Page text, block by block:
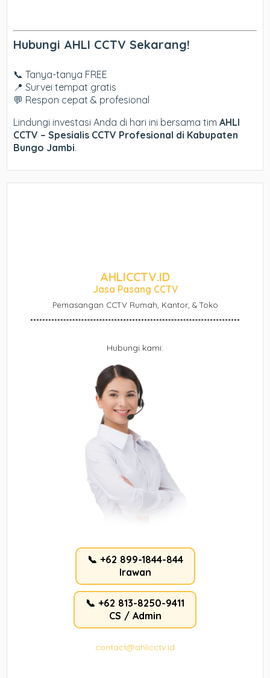
Hubungi AHLI CCTV Sekarang!
📞 Tanya-tanya FREE
📍 Survei tempat gratis
💬 Respon cepat & profesional
Lindungi investasi Anda di hari ini bersama timAHLI
CCTV – Spesialis CCTV Profesional di Kabupaten
Bungo Jambi.
AHLICCTV.ID
Jasa Pasang CCTV
Pemasangan CCTV Rumah, Kantor, & Toko
Hubungi kami:
📞 +62 899-1844-844
Irawan
📞 +62 813-8250-9411
CS / Admin
contact@ahlicctv.id